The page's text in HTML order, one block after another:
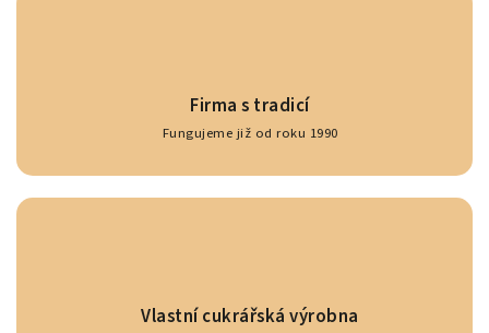
Firma s tradicí
Fungujeme již od roku 1990
Vlastní cukrářská výrobna